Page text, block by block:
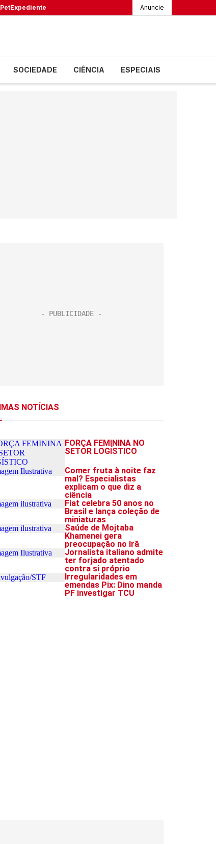
PetExpediente Anuncie
SOCIEDADE CIÊNCIA ESPECIAIS